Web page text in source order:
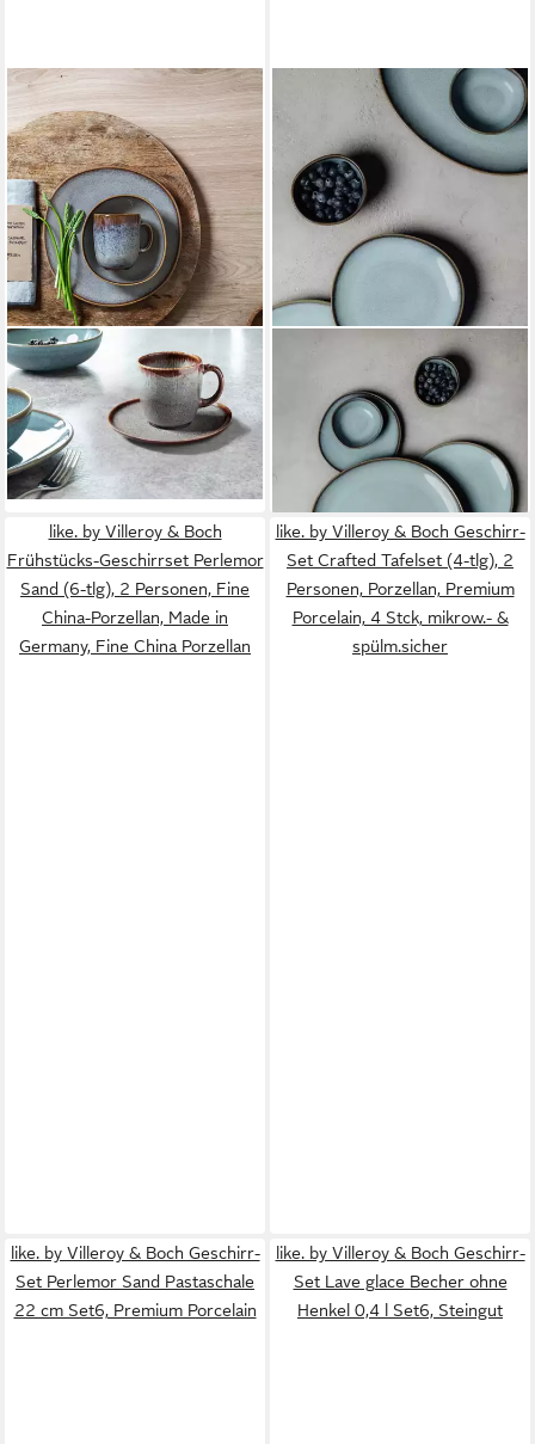
LIKE. BY VILLEROY & BOCH
Geschirr-Set Lave beige
Becher mit Henkel Set 0,4 l
6tlg, Steinzeug
116,80 €
lieferbar - in 2-3 Werktagen bei dir
LIKE. BY VILLEROY & BOCH
Teller-Set Lave glace
Brotteller 17 cm Set6,
Steingut
119,40 €
lieferbar - in 2-3 Werktagen bei dir
like. by Villeroy & Boch
Frühstücks-Geschirrset Perlemor
Sand (6-tlg), 2 Personen, Fine
China-Porzellan, Made in
Germany, Fine China Porzellan
like. by Villeroy & Boch Geschirr-
Set Crafted Tafelset (4-tlg), 2
Personen, Porzellan, Premium
Porcelain, 4 Stck, mikrow.- &
spülm.sicher
like. by Villeroy & Boch Geschirr-
Set Perlemor Sand Pastaschale
22 cm Set6, Premium Porcelain
like. by Villeroy & Boch Geschirr-
Set Lave glace Becher ohne
Henkel 0,4 l Set6, Steingut